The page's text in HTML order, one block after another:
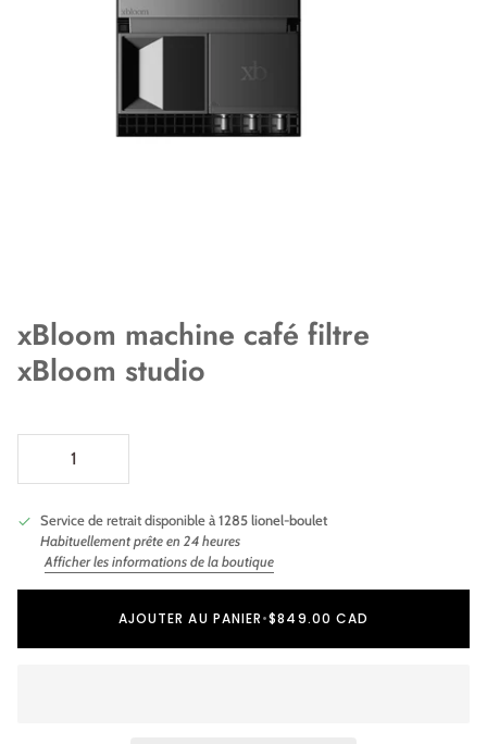
xBloom machine café filtre
xBloom studio
Service de retrait disponible à1285 lionel-boulet
Habituellement prête en 24 heures
Afficher les informations de la boutique
AJOUTER AU PANIER•$849.00 CAD